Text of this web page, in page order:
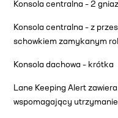
Konsola centralna – 2
Konsola centralna – z
schowkiem zamykanym
Konsola dachowa – krótka
Lane Keeping Alert
wspomagający utrzymanie